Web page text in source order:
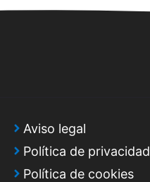
Aviso legal
Política de privacidad
Política de cookies